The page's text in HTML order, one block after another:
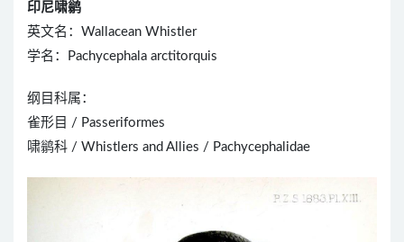
印尼啸鹟
英文名：Wallacean Whistler
学名：Pachycephala arctitorquis
纲目科属：
雀形目 / Passeriformes
啸鹟科 / Whistlers and Allies / Pachycephalidae